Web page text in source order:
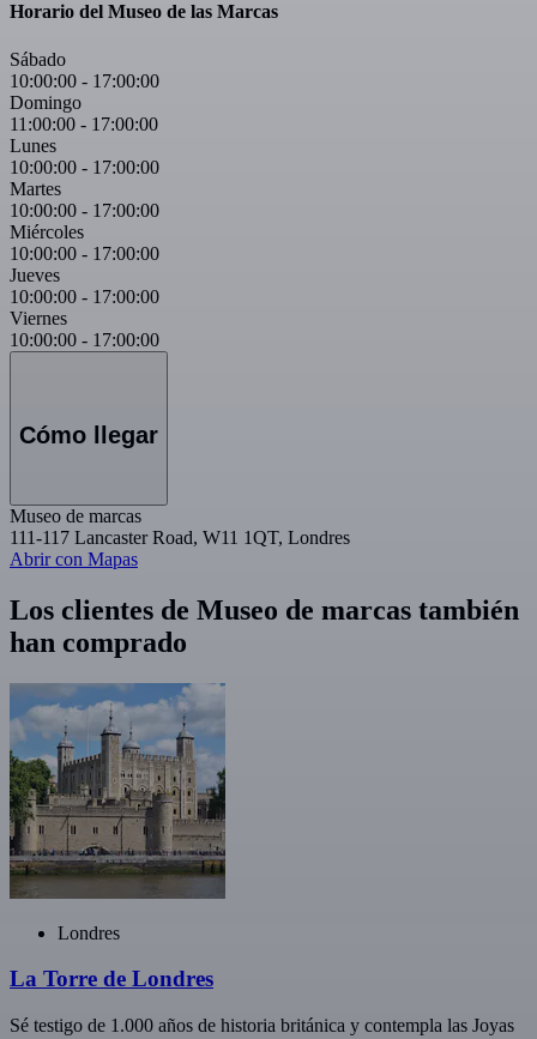
Horario del Museo de las Marcas
Sábado
10:00:00 - 17:00:00
Domingo
11:00:00 - 17:00:00
Lunes
10:00:00 - 17:00:00
Martes
10:00:00 - 17:00:00
Miércoles
10:00:00 - 17:00:00
Jueves
10:00:00 - 17:00:00
Viernes
10:00:00 - 17:00:00
Cómo llegar
Museo de marcas
111-117 Lancaster Road, W11 1QT, Londres
Abrir con Mapas
Los clientes de Museo de marcas también
han comprado
Londres
La Torre de Londres
Sé testigo de 1.000 años de historia británica y contempla las Joyas